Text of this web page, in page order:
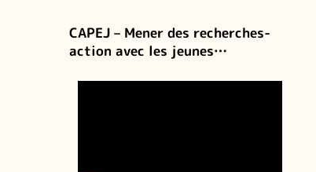
CAPEJ – Mener des recherches-
action avec les jeunes…